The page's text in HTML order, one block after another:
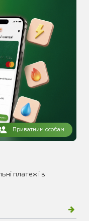
Приватним особам
платежі в